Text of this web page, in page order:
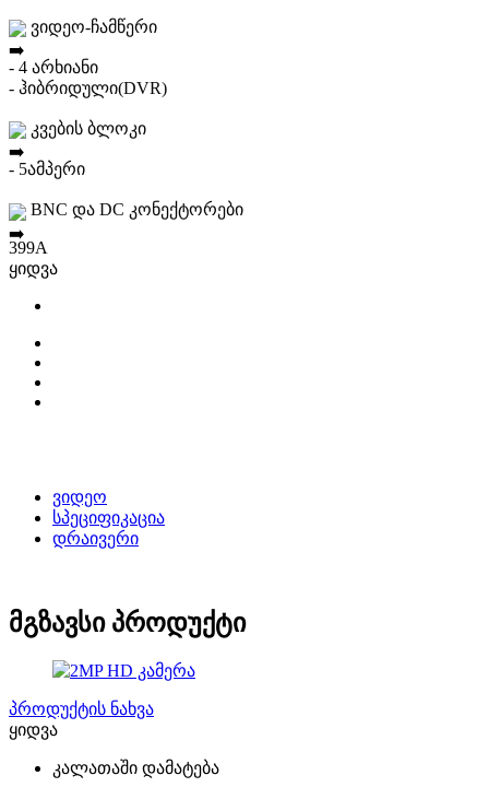
ვიდეო-ჩამწერი
- 4 არხიანი
- ჰიბრიდული(DVR)
კვების ბლოკი
- 5ამპერი
BNC და DC კონექტორები
399A
ყიდვა
ვიდეო
სპეციფიკაცია
დრაივერი
მგზავსი პროდუქტი
პროდუქტის ნახვა
ყიდვა
კალათაში დამატება